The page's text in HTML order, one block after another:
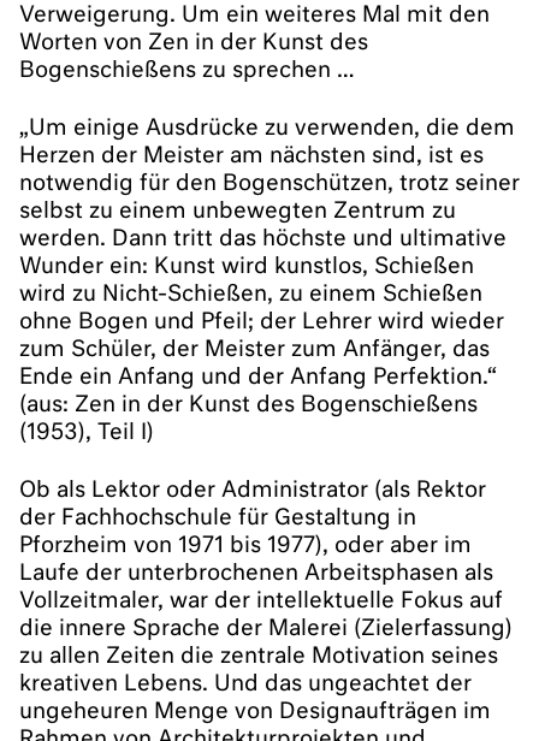
Verweigerung. Um ein weiteres Mal mit den
Worten von Zen in der Kunst des
Bogenschießens zu sprechen …
„Um einige Ausdrücke zu verwenden, die dem
Herzen der Meister am nächsten sind, ist es
notwendig für den Bogenschützen, trotz seiner
selbst zu einem unbewegten Zentrum zu
werden. Dann tritt das höchste und ultimative
Wunder ein: Kunst wird kunstlos, Schießen
wird zu Nicht-Schießen, zu einem Schießen
ohne Bogen und Pfeil; der Lehrer wird wieder
zum Schüler, der Meister zum Anfänger, das
Ende ein Anfang und der Anfang Perfektion.“
(aus: Zen in der Kunst des Bogenschießens
(1953), Teil I)
Ob als Lektor oder Administrator (als Rektor
der Fachhochschule für Gestaltung in
Pforzheim von 1971 bis 1977), oder aber im
Laufe der unterbrochenen Arbeitsphasen als
Vollzeitmaler, war der intellektuelle Fokus auf
die innere Sprache der Malerei (Zielerfassung)
zu allen Zeiten die zentrale Motivation seines
kreativen Lebens. Und das ungeachtet der
ungeheuren Menge von Designaufträgen im